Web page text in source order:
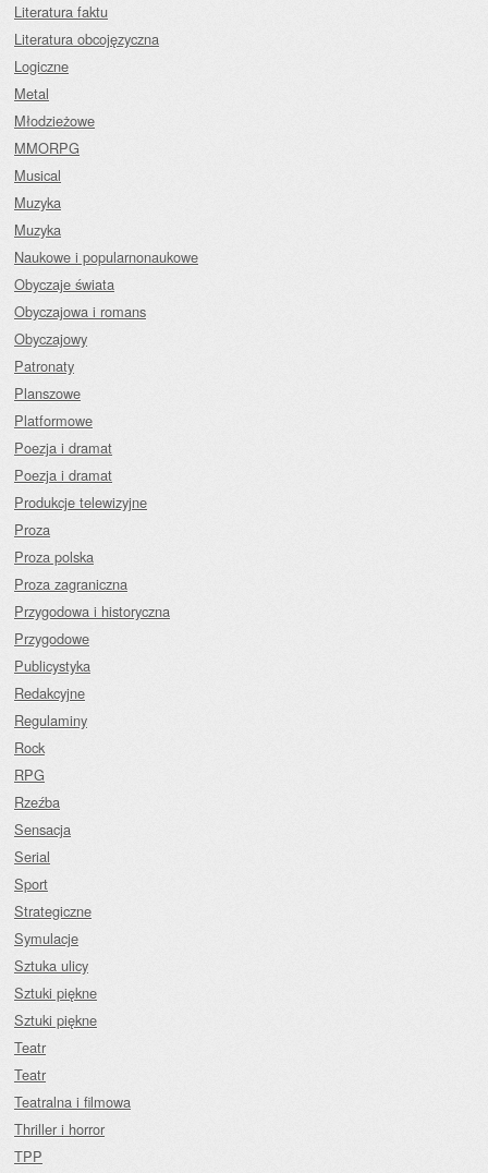
Literatura faktu
Literatura obcojęzyczna
Logiczne
Metal
Młodzieżowe
MMORPG
Musical
Muzyka
Muzyka
Naukowe i popularnonaukowe
Obyczaje świata
Obyczajowa i romans
Obyczajowy
Patronaty
Planszowe
Platformowe
Poezja i dramat
Poezja i dramat
Produkcje telewizyjne
Proza
Proza polska
Proza zagraniczna
Przygodowa i historyczna
Przygodowe
Publicystyka
Redakcyjne
Regulaminy
Rock
RPG
Rzeźba
Sensacja
Serial
Sport
Strategiczne
Symulacje
Sztuka ulicy
Sztuki piękne
Sztuki piękne
Teatr
Teatr
Teatralna i filmowa
Thriller i horror
TPP